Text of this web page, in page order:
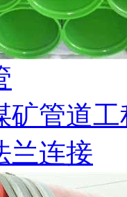
矿管道工
兰连接